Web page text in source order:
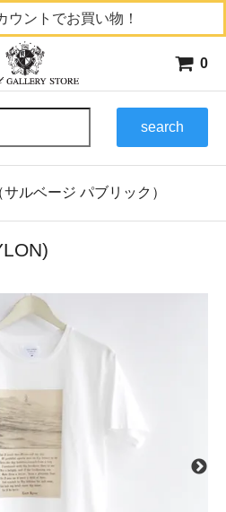
ウントでお買い物！
0
search
ルベージ パブリック）